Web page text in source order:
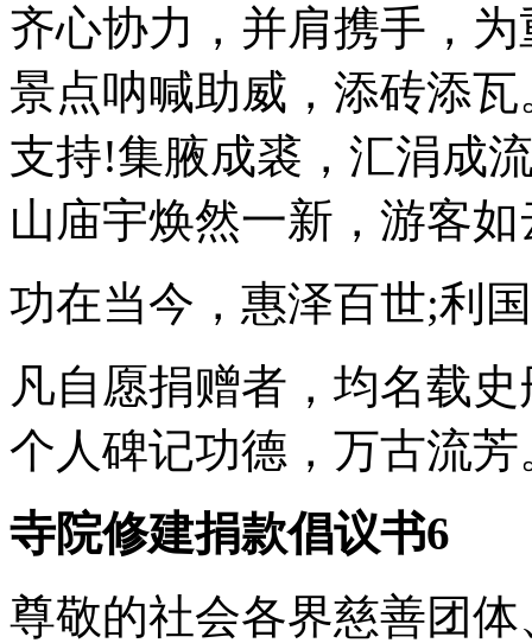
齐心协力，并肩携手，
景点呐喊助威，添砖添
支持!集腋成裘，汇涓成
山庙宇焕然一新，游客
功在当今，惠泽百世;利
凡自愿捐赠者，均名载
个人碑记功德，万古流芳
寺院修建捐款倡议书6
尊敬的社会各界慈善团